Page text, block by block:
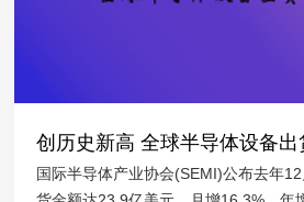
创历史新高 全球半导体设备
国际半导体产业协会(SEMI)公布去年